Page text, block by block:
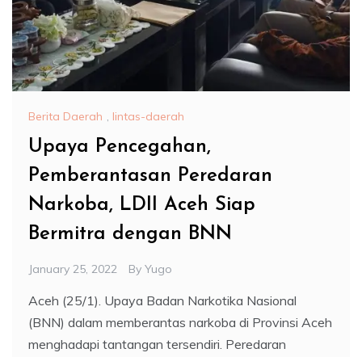
Berita Daerah , lintas-daerah
Upaya Pencegahan,
Pemberantasan Peredaran
Narkoba, LDII Aceh Siap
Bermitra dengan BNN
January 25, 2022 By Yugo
Aceh (25/1). Upaya Badan Narkotika Nasional
(BNN) dalam memberantas narkoba di Provinsi Aceh
menghadapi tantangan tersendiri. Peredaran